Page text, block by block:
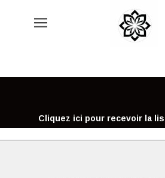
Cliquez ici pour recevoir la